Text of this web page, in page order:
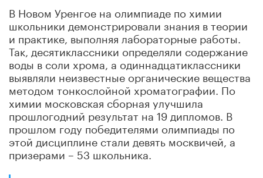
В Новом Уренгое на олимпиаде по химии
школьники демонстрировали знания в теории
и практике, выполняя лабораторные работы.
Так, десятиклассники определяли содержание
воды в соли хрома, а одиннадцатиклассники
выявляли неизвестные органические вещества
методом тонкослойной хроматографии. По
химии московская сборная улучшила
прошлогодний результат на 19 дипломов. В
прошлом году победителями олимпиады по
этой дисциплине стали девять москвичей, а
призерами – 53 школьника.